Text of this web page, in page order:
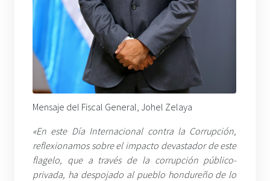
Mensaje del Fiscal General, Johel Zelaya
«En este Día Internacional contra la Corrupción,
reflexionamos sobre el impacto devastador de este
flagelo, que a través de la corrupción público-
privada, ha despojado al pueblo hondureño de lo